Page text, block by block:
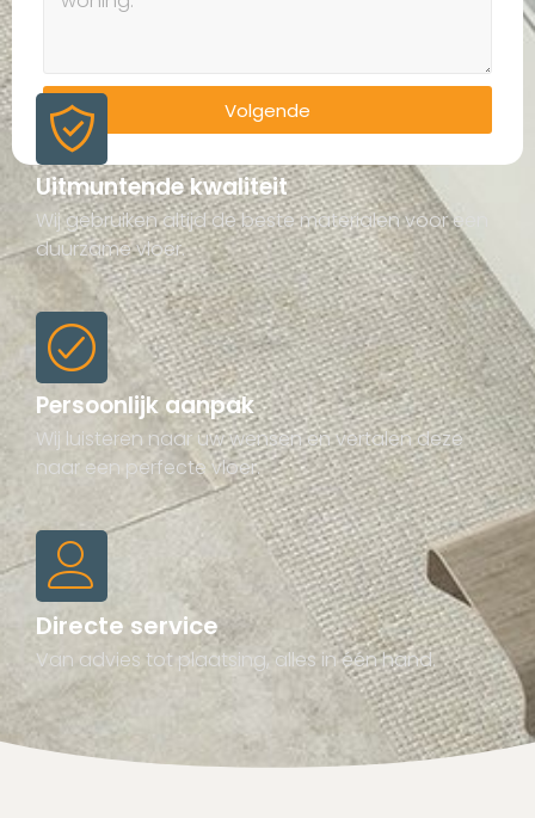
Volgende
Uitmuntende kwaliteit
Wij gebruiken altijd de beste materialen voor een
duurzame vloer.
Persoonlijk aanpak
Wij luisteren naar uw wensen en vertalen deze
naar een perfecte vloer.
Directe service
Van advies tot plaatsing, alles in één hand.